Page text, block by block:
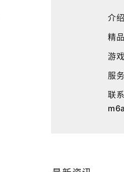
介
精
游
服
联